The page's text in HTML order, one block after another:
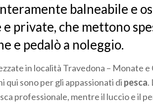
balneabile e
private, che mettono
e pedalò a noleggio.
in località Travedona – Monate e
qui sono per gli appassionati di pesca.
professionale, mentre il luccio e il